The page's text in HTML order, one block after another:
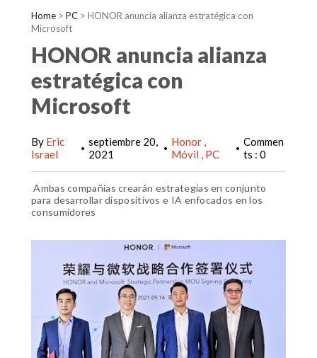
Home > PC > HONOR anuncia alianza estratégica con
Microsoft
HONOR anuncia alianza
estratégica con
Microsoft
By Eric
Israel
• septiembre 20,
2021
• Honor
Móvil
PC • Commen
ts : 0
Ambas compañías crearán estrategias en conjunto
para desarrollar dispositivos e IA enfocados en los
consumidores